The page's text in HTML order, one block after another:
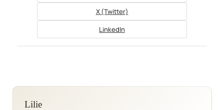
X (Twitter)
LinkedIn
Lilie